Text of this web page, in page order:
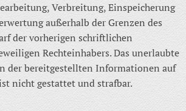
Verbreitung, Einspeicherung
außerhalb der Grenzen des
der vorherigen schriftlichen
Rechteinhabers. Das unerlaubte
der bereitgestellten Informationen auf
nicht gestattet und strafbar.